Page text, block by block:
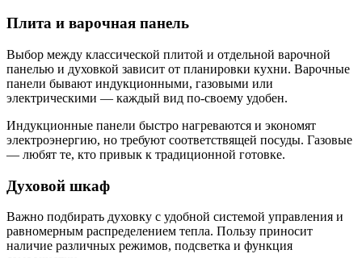
Плита и варочная панель
Выбор между классической плитой и отдельной варочной
панелью и духовкой зависит от планировки кухни. Варочные
панели бывают индукционными, газовыми или
электрическими — каждый вид по-своему удобен.
Индукционные панели быстро нагреваются и экономят
электроэнергию, но требуют соответствящей посуды. Газовые
— любят те, кто привык к традиционной готовке.
Духовой шкаф
Важно подбирать духовку с удобной системой управления и
равномерным распределением тепла. Пользу приносит
наличие различных режимов, подсветка и функция